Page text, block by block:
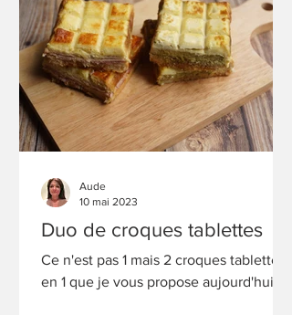
Duo de croques tablettes
Ce n'est pas 1 mais 2 croques tablettes
en 1 que je vous propose aujourd'hui.
Aude
10 mai 2023